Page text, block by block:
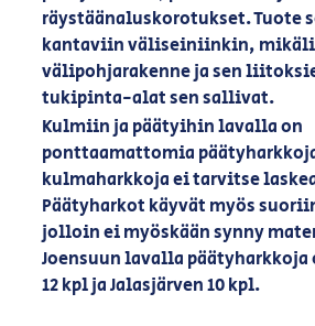
räystäänaluskorotukset. Tuote
kantaviin väliseiniinkin, mikäli
välipohjarakenne ja sen
tukipinta-alat sen sallivat.
Kulmiin ja päätyihin lavalla on
ponttaamattomia
kulmaharkkoja ei tarvitse
Päätyharkot käyvät myös
jolloin ei myöskään synny
Joensuun lavalla päätyharkkoja
12 kpl ja Jalasjärven 10 kpl.